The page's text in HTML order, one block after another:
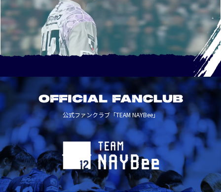
OFFICIAL FANCLUB
公式ファンクラブ「TEAM NAYBee」